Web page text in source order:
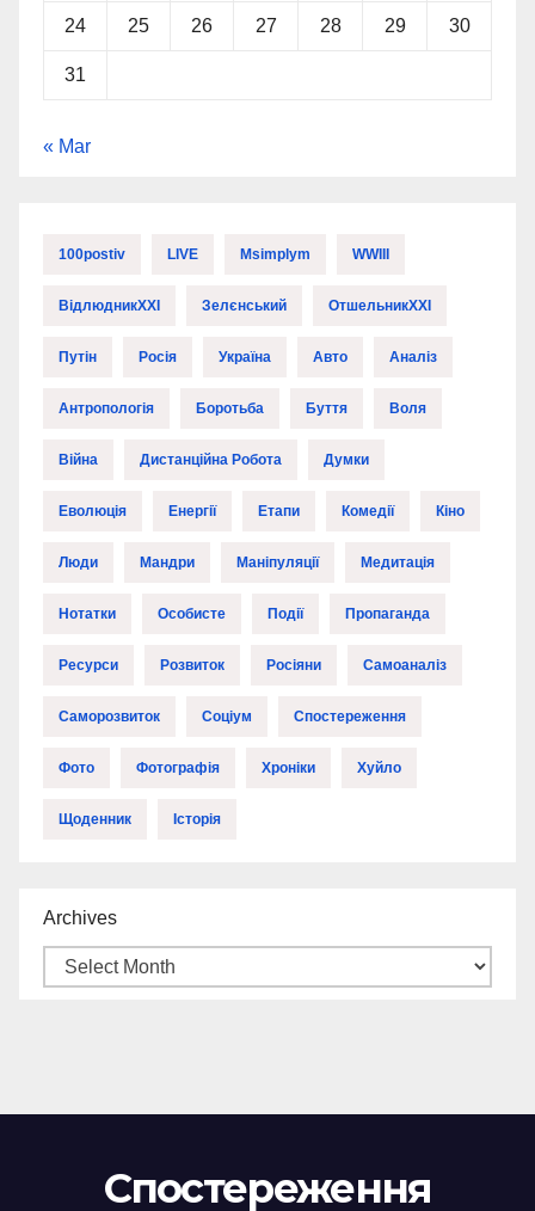
24 25 26 27 28 29 30
31
« Mar
100postiv LIVE Msimplym WWIII
ВідлюдникXXI Зелєнський ОтшельникXXI
Путін Росія Україна Авто Аналіз
Антропологія Боротьба Буття Воля
Війна Дистанційна Робота Думки
Еволюція Енергії Етапи Комедії Кіно
Люди Мандри Маніпуляції Медитація
Нотатки Особисте Події Пропаганда
Ресурси Розвиток Росіяни Самоаналіз
Саморозвиток Соціум Спостереження
Фото Фотографія Хроніки Хуйло
Щоденник Історія
Archives
Спостереження